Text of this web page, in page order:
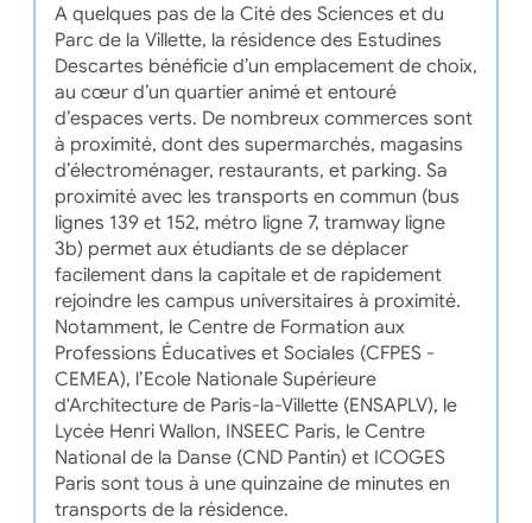
A quelques pas de la Cité des Sciences et du
Parc de la Villette, la résidence des Estudines
Descartes bénéficie d’un emplacement de choix,
au cœur d’un quartier animé et entouré
d’espaces verts. De nombreux commerces sont
à proximité, dont des supermarchés, magasins
d’électroménager, restaurants, et parking. Sa
proximité avec les transports en commun (bus
lignes 139 et 152, métro ligne 7, tramway ligne
3b) permet aux étudiants de se déplacer
facilement dans la capitale et de rapidement
rejoindre les campus universitaires à proximité.
Notamment, le Centre de Formation aux
Professions Éducatives et Sociales (CFPES -
CEMEA), l’Ecole Nationale Supérieure
d'Architecture de Paris-la-Villette (ENSAPLV), le
Lycée Henri Wallon, INSEEC Paris, le Centre
National de la Danse (CND Pantin) et ICOGES
Paris sont tous à une quinzaine de minutes en
transports de la résidence.